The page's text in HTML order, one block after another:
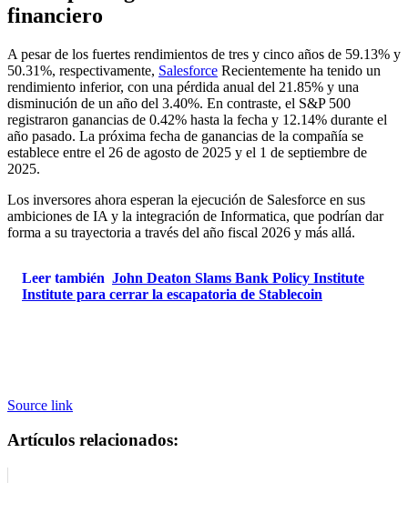
financiero
A pesar de los fuertes rendimientos de tres y cinco años de 59.13% y
50.31%, respectivamente, Salesforce Recientemente ha tenido un
rendimiento inferior, con una pérdida anual del 21.85% y una
disminución de un año del 3.40%. En contraste, el S&P 500
registraron ganancias de 0.42% hasta la fecha y 12.14% durante el
año pasado. La próxima fecha de ganancias de la compañía se
establece entre el 26 de agosto de 2025 y el 1 de septiembre de
2025.
Los inversores ahora esperan la ejecución de Salesforce en sus
ambiciones de IA y la integración de Informatica, que podrían dar
forma a su trayectoria a través del año fiscal 2026 y más allá.
Leer también John Deaton Slams Bank Policy Institute
Institute para cerrar la escapatoria de Stablecoin
Source link
Artículos relacionados: